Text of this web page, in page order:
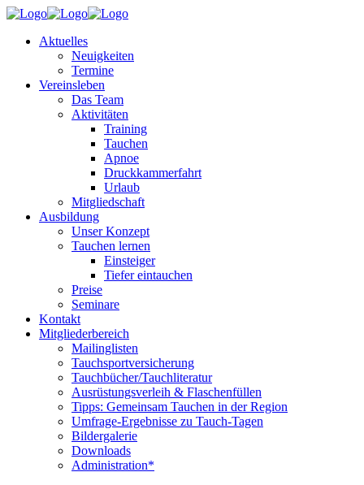
Aktuelles
Neuigkeiten
Termine
Vereinsleben
Das Team
Aktivitäten
Training
Tauchen
Apnoe
Druckkammerfahrt
Urlaub
Mitgliedschaft
Ausbildung
Unser Konzept
Tauchen lernen
Einsteiger
Tiefer eintauchen
Preise
Seminare
Kontakt
Mitgliederbereich
Mailinglisten
Tauchsportversicherung
Tauchbücher/Tauchliteratur
Ausrüstungsverleih & Flaschenfüllen
Tipps: Gemeinsam Tauchen in der Region
Umfrage-Ergebnisse zu Tauch-Tagen
Bildergalerie
Downloads
Administration*